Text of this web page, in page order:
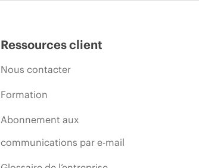
Ressources client
Nous contacter
Formation
Abonnement aux
communications par e-mail